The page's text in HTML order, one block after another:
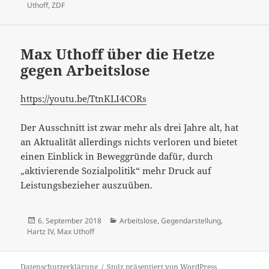
am
Uthoff, ZDF
Max Uthoff über die Hetze
gegen Arbeitslose
https://youtu.be/TtnKLI4CORs
Der Ausschnitt ist zwar mehr als drei Jahre alt, hat
an Aktualität allerdings nichts verloren und bietet
einen Einblick in Beweggründe dafür, durch
„aktivierende Sozialpolitik“ mehr Druck auf
Leistungsbezieher auszuüben.
Veröffentlicht
am
6. September 2018 Kategorien
Arbeitslose, Gegendarstellung,
Hartz IV, Max Uthoff
Datenschutzerklärung Stolz präsentiert von WordPress